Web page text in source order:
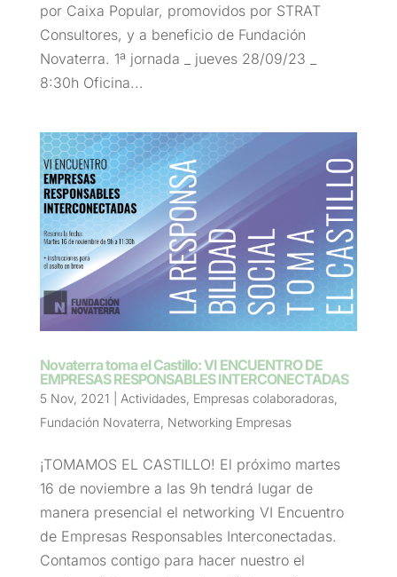
por Caixa Popular, promovidos por STRAT
Consultores, y a beneficio de Fundación
Novaterra. 1ª jornada _ jueves 28/09/23 _
8:30h Oficina...
Novaterra toma el Castillo: VI ENCUENTRO DE
EMPRESAS RESPONSABLES INTERCONECTADAS
5 Nov, 2021 Actividades, Empresas colaboradoras,
Fundación Novaterra Networking Empresas
¡TOMAMOS EL CASTILLO! El próximo martes
16 de noviembre a las 9h tendrá lugar de
manera presencial el networking VI Encuentro
de Empresas Responsables Interconectadas.
Contamos contigo para hacer nuestro el